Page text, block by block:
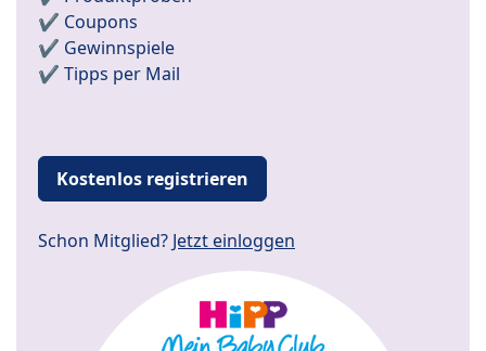
✔️ Coupons
✔️ Gewinnspiele
✔️ Tipps per Mail
Kostenlos registrieren
Schon Mitglied? Jetzt einloggen